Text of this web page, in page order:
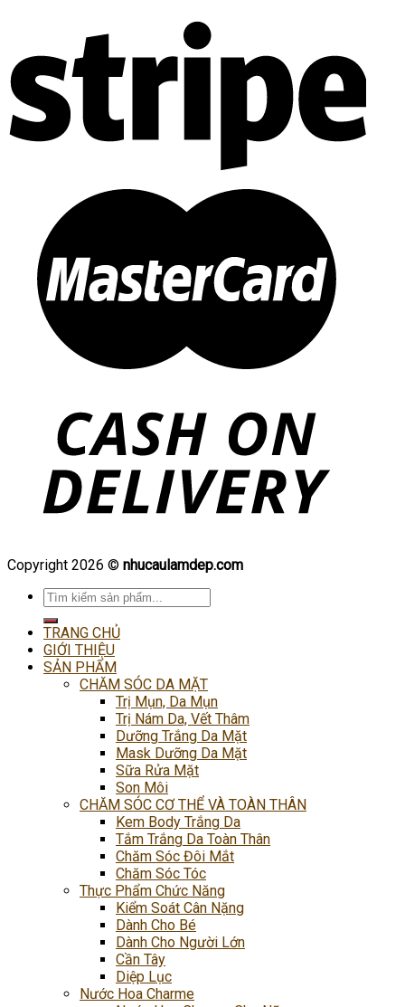
Copyright 2026 © nhucaulamdep.com
Tìm
kiếm:
TRANG CHỦ
GIỚI THIỆU
SẢN PHẨM
CHĂM SÓC DA MẶT
Trị Mụn, Da Mụn
Trị Nám Da, Vết Thâm
Dưỡng Trắng Da Mặt
Mask Dưỡng Da Mặt
Sữa Rửa Mặt
Son Môi
CHĂM SÓC CƠ THỂ VÀ TOÀN THÂN
Kem Body Trắng Da
Tắm Trắng Da Toàn Thân
Chăm Sóc Đôi Mắt
Chăm Sóc Tóc
Thực Phẩm Chức Năng
Kiểm Soát Cân Nặng
Dành Cho Bé
Dành Cho Người Lớn
Cần Tây
Diệp Lục
Nước Hoa Charme